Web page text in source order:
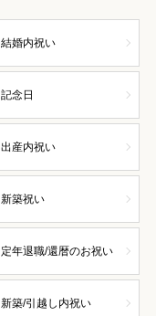
結婚内祝い
記念日
出産内祝い
新築祝い
定年退職/還暦のお祝い
新築/引越し内祝い